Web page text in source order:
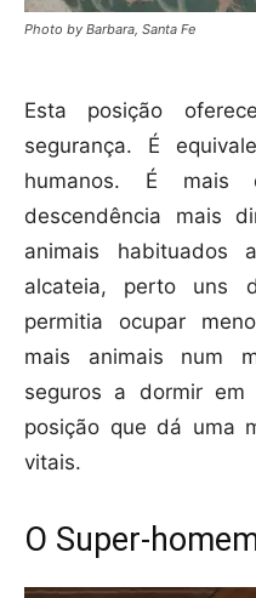
Photo by Barbara, Santa Fe
Esta posição
segurança. É
humanos. É mais
descendência mais
animais habituados
alcateia, perto uns
permitia ocupar
mais animais num
seguros a dormir em
posição que dá uma
vitais.
O Super-